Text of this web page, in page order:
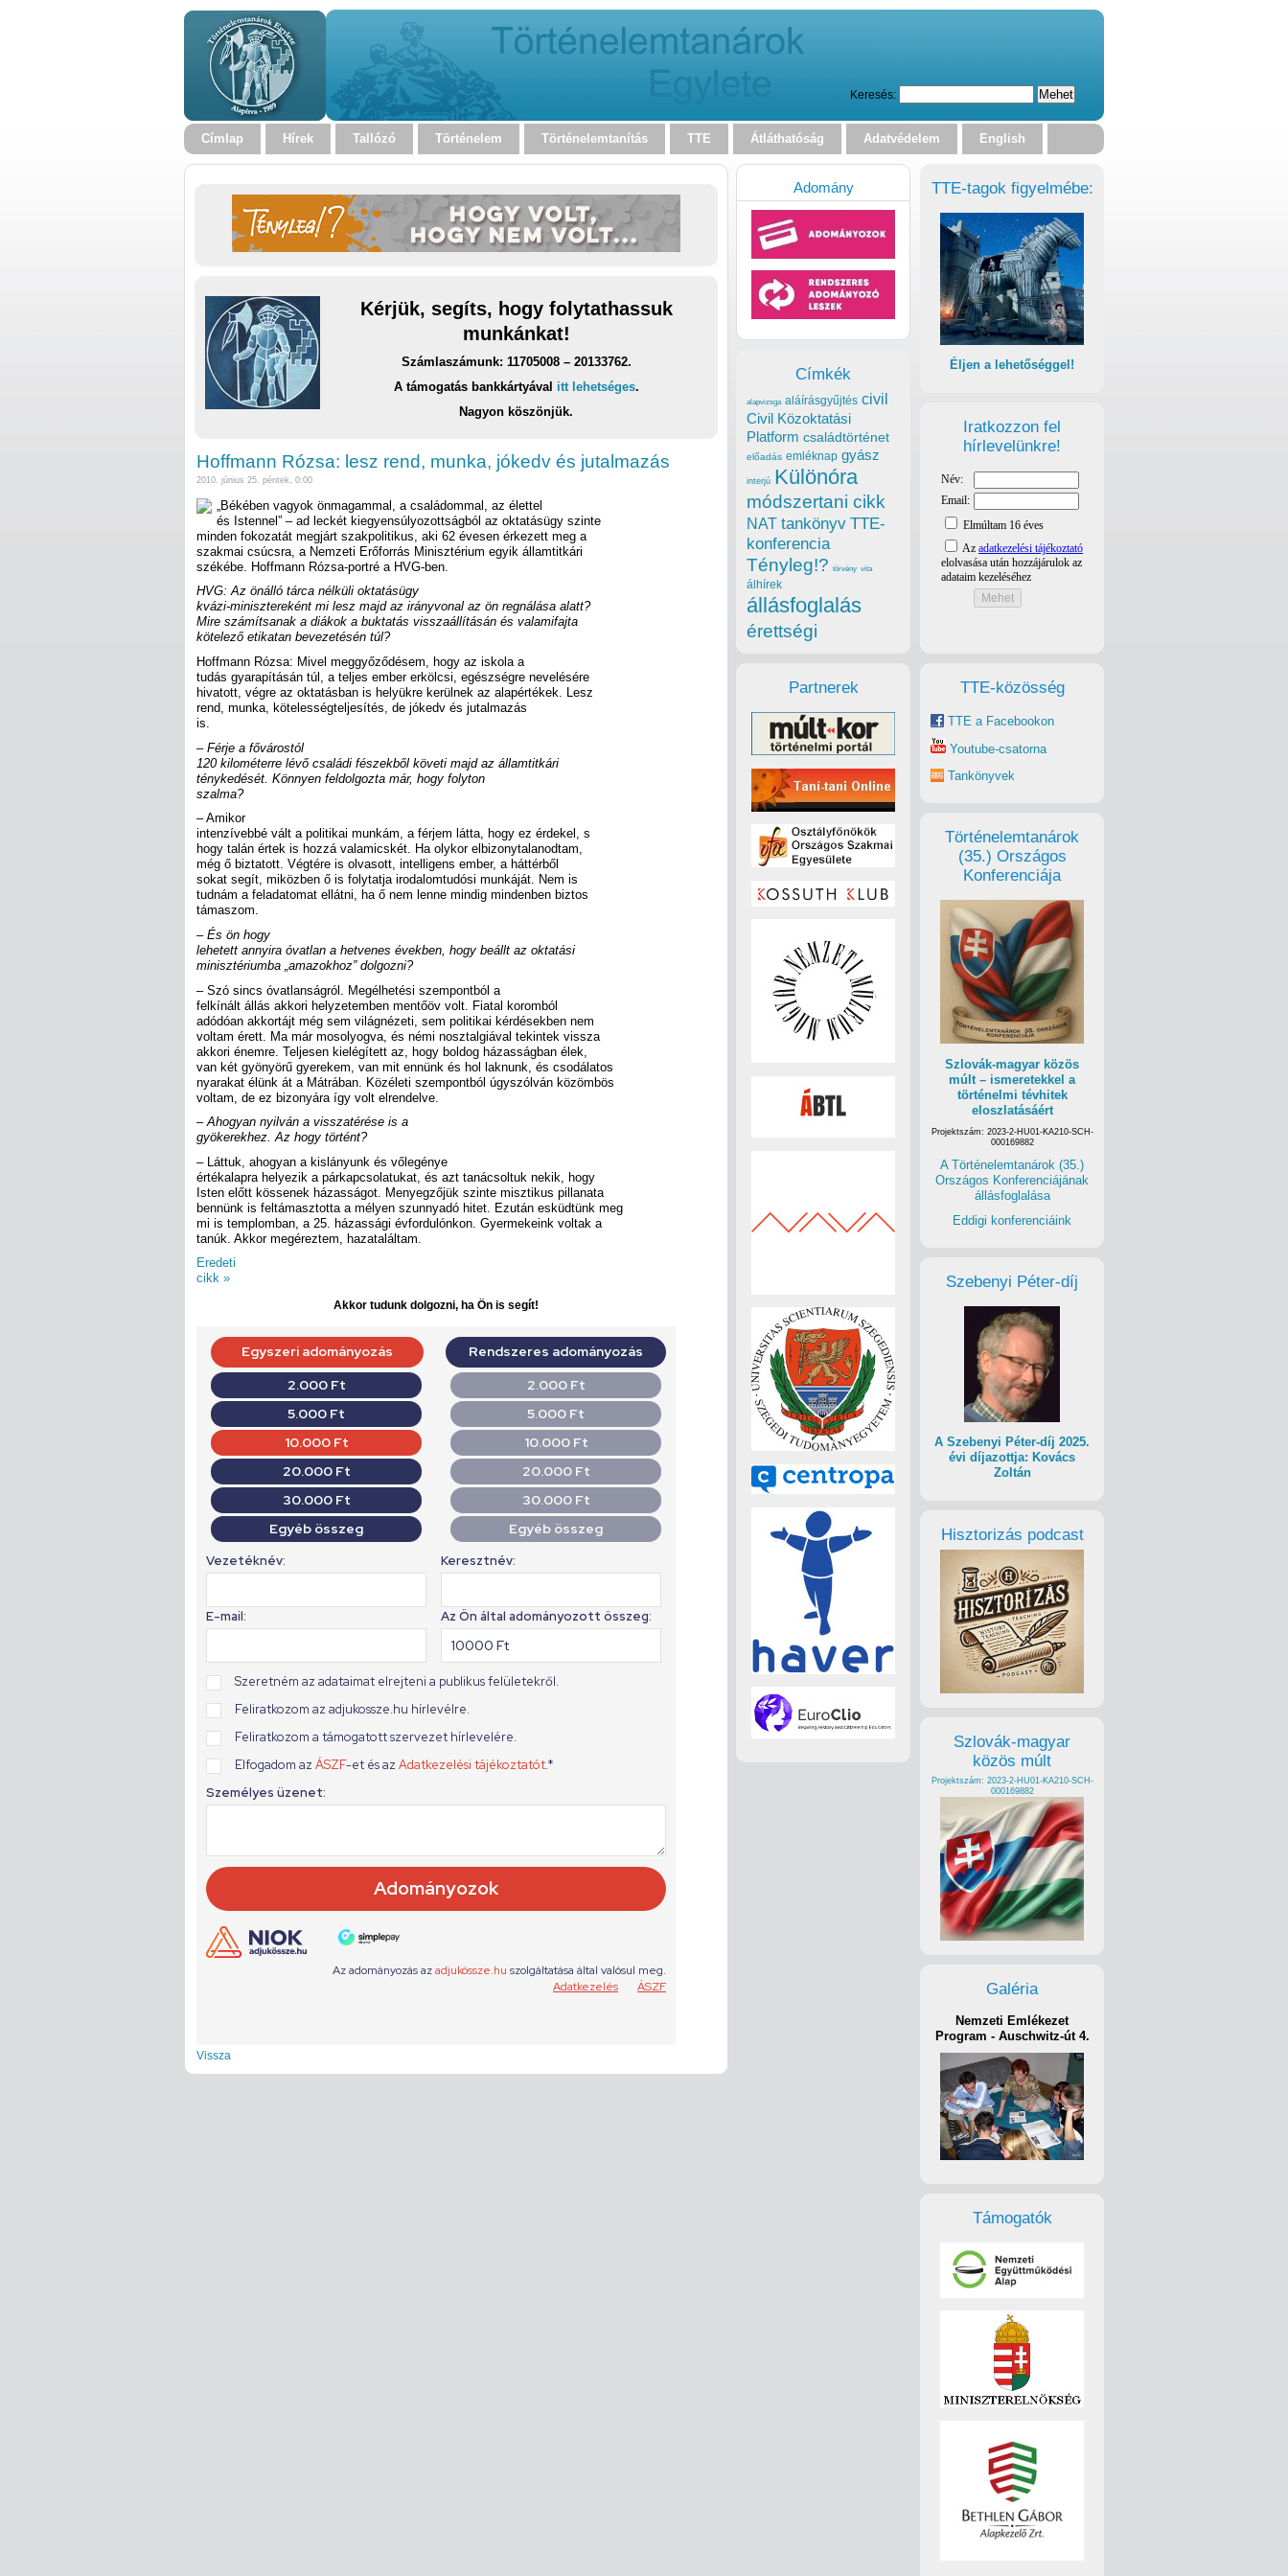
Keresés:
Címlap Hírek Tallózó Történelem Történelemtanítás TTE Átláthatóság Adatvédelem English
Kérjük, segíts, hogy folytathassuk
munkánkat!
Számlaszámunk: 11705008 – 20133762.
A támogatás bankkártyával itt lehetséges.
Nagyon köszönjük.
Hoffmann Rózsa: lesz rend, munka, jókedv és jutalmazás
2010. június 25. péntek, 0:00
„Békében vagyok önmagammal, a családommal, az élettel
és Istennel” – ad leckét kiegyensúlyozottságból az oktatásügy szinte
minden fokozatát megjárt szakpolitikus, aki 62 évesen érkezett meg a
szakmai csúcsra, a Nemzeti Erőforrás Minisztérium egyik államtitkári
székébe. Hoffmann Rózsa-portré a HVG-ben.
HVG: Az önálló tárca nélküli oktatásügy
kvázi-minisztereként mi lesz majd az irányvonal az ön regnálása alatt?
Mire számítsanak a diákok a buktatás visszaállításán és valamifajta
kötelező etikatan bevezetésén túl?
Hoffmann Rózsa: Mivel meggyőződésem, hogy az iskola a
tudás gyarapításán túl, a teljes ember erkölcsi, egészségre nevelésére
hivatott, végre az oktatásban is helyükre kerülnek az alapértékek. Lesz
rend, munka, kötelességteljesítés, de jókedv és jutalmazás
is.
– Férje a fővárostól
120 kilométerre lévő családi fészekből követi majd az államtitkári
ténykedését. Könnyen feldolgozta már, hogy folyton
szalma?
– Amikor
intenzívebbé vált a politikai munkám, a férjem látta, hogy ez érdekel, s
hogy talán értek is hozzá valamicskét. Ha olykor elbizonytalanodtam,
még ő biztatott. Végtére is olvasott, intelligens ember, a háttérből
sokat segít, miközben ő is folytatja irodalomtudósi munkáját. Nem is
tudnám a feladatomat ellátni, ha ő nem lenne mindig mindenben biztos
támaszom.
– És ön hogy
lehetett annyira óvatlan a hetvenes években, hogy beállt az oktatási
minisztériumba „amazokhoz” dolgozni?
– Szó sincs óvatlanságról. Megélhetési szempontból a
felkínált állás akkori helyzetemben mentőöv volt. Fiatal koromból
adódóan akkortájt még sem világnézeti, sem politikai kérdésekben nem
voltam érett. Ma már mosolyogva, és némi nosztalgiával tekintek vissza
akkori énemre. Teljesen kielégített az, hogy boldog házasságban élek,
van két gyönyörű gyerekem, van mit ennünk és hol laknunk, és csodálatos
nyarakat élünk át a Mátrában. Közéleti szempontból úgyszólván közömbös
voltam, de ez bizonyára így volt elrendelve.
– Ahogyan nyilván a visszatérése is a
gyökerekhez. Az hogy történt?
– Láttuk, ahogyan a kislányunk és vőlegénye
értékalapra helyezik a párkapcsolatukat, és azt tanácsoltuk nekik, hogy
Isten előtt kössenek házasságot. Menyegzőjük szinte misztikus pillanata
bennünk is feltámasztotta a mélyen szunnyadó hitet. Ezután esküdtünk meg
mi is templomban, a 25. házassági évfordulónkon. Gyermekeink voltak a
tanúk. Akkor megéreztem, hazataláltam.
Eredeti
cikk »
Akkor tudunk dolgozni, ha Ön is segít!
Vissza
TTE-tagok figyelmébe:
Éljen a lehetőséggel!
Iratkozzon fel
hírlevelünkre!
TTE-közösség
TTE a Facebookon
Youtube-csatorna
Tankönyvek
Történelemtanárok
(35.) Országos
Konferenciája
Szlovák-magyar közös
múlt – ismeretekkel a
történelmi tévhitek
eloszlatásáért
Projektszám: 2023-2-HU01-KA210-SCH-
000169882
A Történelemtanárok (35.)
Országos Konferenciájának
állásfoglalása
Eddigi konferenciáink
Szebenyi Péter-díj
A Szebenyi Péter-díj 2025.
évi díjazottja: Kovács
Zoltán
Hisztorizás podcast
Szlovák-magyar
közös múlt
Projektszám: 2023-2-HU01-KA210-SCH-
000169882
Galéria
Nemzeti Emlékezet
Program - Auschwitz-út 4.
Támogatók
Adomány
Címkék
alapvizsga aláírásgyűjtés civil
Civil Közoktatási
Platform családtörténet
előadás emléknap gyász
interjú Különóra
módszertani cikk
NAT tankönyv TTE-
konferencia
Tényleg!? törvény vita
álhírek
állásfoglalás
érettségi
Partnerek